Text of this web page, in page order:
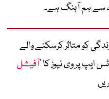
سے ہم آہنگ ہے۔
کو متاثر کرسکنے والے
پر وی نیوز کا ’آفیشل